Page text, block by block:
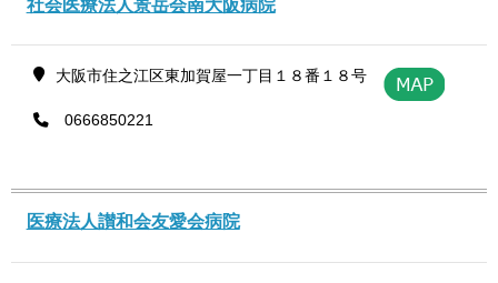
社会医療法人景岳会南大阪病院
大阪市住之江区東加賀屋一丁目１８番１８号
0666850221
医療法人讃和会友愛会病院